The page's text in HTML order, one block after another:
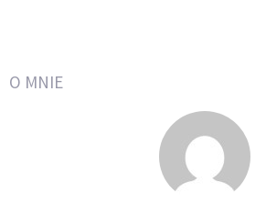
O MNIE